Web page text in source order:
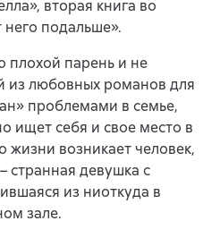
вторая книга во
подальше».
плохой парень и не
из любовных романов для
проблемами в семье,
ищет себя и свое место в
возникает человек,
странная девушка с
из ниоткуда в
зале.